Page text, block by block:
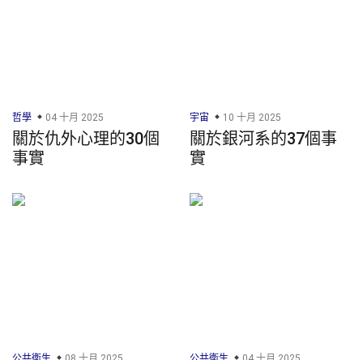
哲學 04 十月 2025
關於仇外心理的30個
事實
宇宙 10 十月 2025
關於銀河系的37個事
實